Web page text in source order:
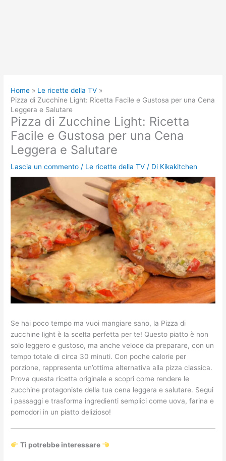
Home
Le ricette della TV
Pizza di Zucchine Light: Ricetta Facile e Gustosa per una Cena
Leggera e Salutare
Pizza di Zucchine Light: Ricetta
Facile e Gustosa per una Cena
Leggera e Salutare
Lascia un commento / Le ricette della TV / Di Kikakitchen
Se hai poco tempo ma vuoi mangiare sano, la Pizza di
zucchine light è la scelta perfetta per te! Questo piatto è non
solo leggero e gustoso, ma anche veloce da preparare, con un
tempo totale di circa 30 minuti. Con poche calorie per
porzione, rappresenta un’ottima alternativa alla pizza classica.
Prova questa ricetta originale e scopri come rendere le
zucchine protagoniste della tua cena leggera e salutare. Segui
i passaggi e trasforma ingredienti semplici come uova, farina e
pomodori in un piatto delizioso!
Ti potrebbe interessare